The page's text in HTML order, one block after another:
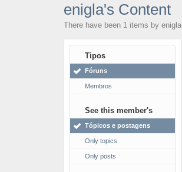
enigla's Content
There have been 1 items by enigla
Tipos
Fóruns
Membros
See this member's
Tópicos e postagens
Only topics
Only posts